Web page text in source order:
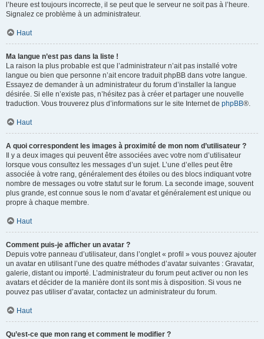
l’heure est toujours incorrecte, il se peut que le serveur ne soit pas à l’heure.
Signalez ce problème à un administrateur.
Haut
Ma langue n’est pas dans la liste !
La raison la plus probable est que l’administrateur n’ait pas installé votre
langue ou bien que personne n’ait encore traduit phpBB dans votre langue.
Essayez de demander à un administrateur du forum d’installer la langue
désirée. Si elle n’existe pas, n’hésitez pas à créer et partager une nouvelle
traduction. Vous trouverez plus d’informations sur le site Internet de phpBB®.
Haut
A quoi correspondent les images à proximité de mon nom d’utilisateur ?
Il y a deux images qui peuvent être associées avec votre nom d’utilisateur
lorsque vous consultez les messages d’un sujet. L’une d’elles peut être
associée à votre rang, généralement des étoiles ou des blocs indiquant votre
nombre de messages ou votre statut sur le forum. La seconde image, souvent
plus grande, est connue sous le nom d’avatar et généralement est unique ou
propre à chaque membre.
Haut
Comment puis-je afficher un avatar ?
Depuis votre panneau d’utilisateur, dans l’onglet « profil » vous pouvez ajouter
un avatar en utilisant l’une des quatre méthodes d’avatar suivantes : Gravatar,
galerie, distant ou importé. L’administrateur du forum peut activer ou non les
avatars et décider de la manière dont ils sont mis à disposition. Si vous ne
pouvez pas utiliser d’avatar, contactez un administrateur du forum.
Haut
Qu’est-ce que mon rang et comment le modifier ?